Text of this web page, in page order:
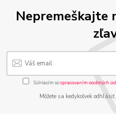
Nepremeškajte
Súhlasím sospracovaním osobných
Môžete sa kedykoľvek